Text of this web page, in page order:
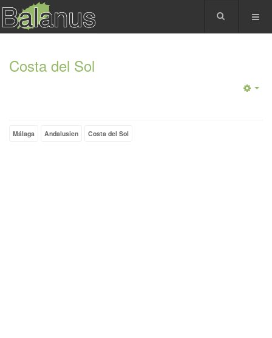
Costa del Sol
Málaga Andalusien Costa del Sol